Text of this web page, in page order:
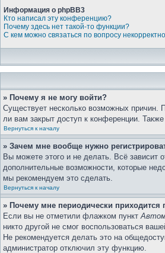
Информация о phpBB3
Кто написал эту конференцию?
Почему здесь нет такой-то функции?
С кем можно связаться по вопросу
» Почему я не могу войти?
Существует несколько возможных причин.
ли вам закрыт доступ к конференции.
Вернуться к началу
» Зачем мне вообще нужно
Вы можете этого и не делать. Всё зависит
дополнительные возможности, которые
мы рекомендуем это сделать.
Вернуться к началу
» Почему мне периодически
Если вы не отметили флажком пункт
никто другой не смог воспользоваться
Не рекомендуется делать это на
администратор отключил эту функцию.